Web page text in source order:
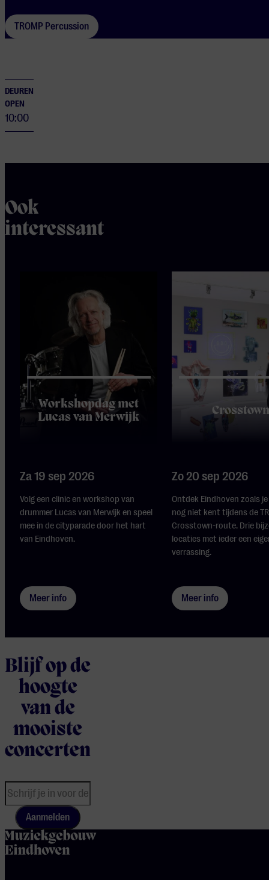
TROMP Percussion
DEUREN
OPEN
10:00
Ook
interessant
Workshopdag met
Lucas van Merwijk
Za 19 sep 2026
Volg een clinic en workshop van
drummer Lucas van Merwijk en speel
mee in de cityparade door het hart
van Eindhoven.
Meer info
Crosstown
Zo 20 sep 2026
Ontdek Eindhoven zoals
nog niet kent tijdens de
Crosstown-route. Drie
locaties met ieder een
verrassing.
Meer info
Blijf op de
hoogte
van de
mooiste
concerten
Aanmelden